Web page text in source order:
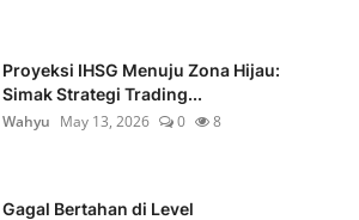
Proyeksi IHSG Menuju Zona Hijau:
Simak Strategi Trading...
Wahyu May 13, 2026 0 8
Gagal Bertahan di Level